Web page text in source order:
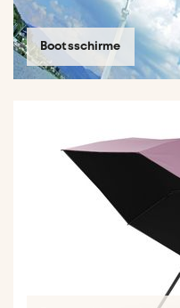
Bootsschirme